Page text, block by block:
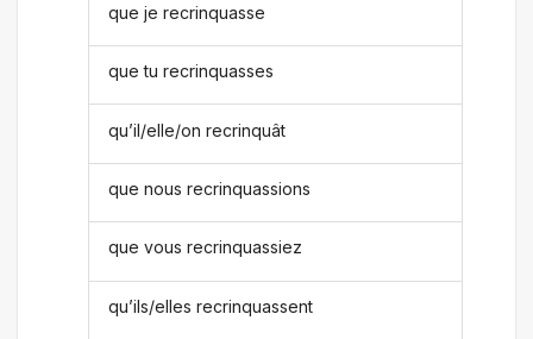
que je recrinquasse
que tu recrinquasses
qu’il/elle/on recrinquât
que nous recrinquassions
que vous recrinquassiez
qu’ils/elles recrinquassent